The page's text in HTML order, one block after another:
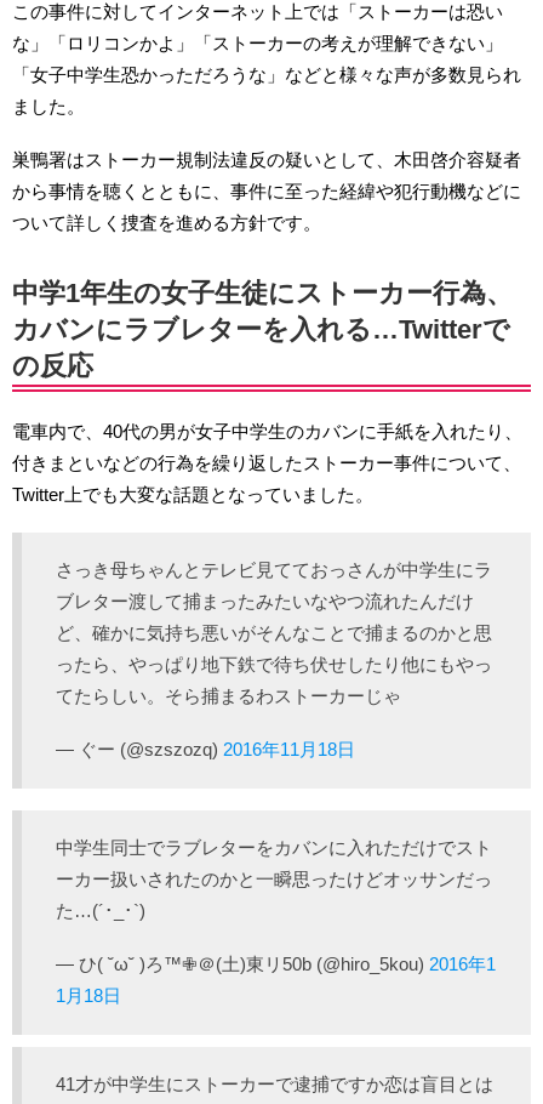
この事件に対してインターネット上では「ストーカーは恐い
な」「ロリコンかよ」「ストーカーの考えが理解できない」
「女子中学生恐かっただろうな」などと様々な声が多数見られ
ました。
巣鴨署はストーカー規制法違反の疑いとして、木田啓介容疑者
から事情を聴くとともに、事件に至った経緯や犯行動機などに
ついて詳しく捜査を進める方針です。
中学1年生の女子生徒にストーカー行為、
カバンにラブレターを入れる…Twitterで
の反応
電車内で、40代の男が女子中学生のカバンに手紙を入れたり、
付きまといなどの行為を繰り返したストーカー事件について、
Twitter上でも大変な話題となっていました。
さっき母ちゃんとテレビ見てておっさんが中学生にラ
ブレター渡して捕まったみたいなやつ流れたんだけ
ど、確かに気持ち悪いがそんなことで捕まるのかと思
ったら、やっぱり地下鉄で待ち伏せしたり他にもやっ
てたらしい。そら捕まるわストーカーじゃ
— ぐー (@szszozq) 2016年11月18日
中学生同士でラブレターをカバンに入れただけでスト
ーカー扱いされたのかと一瞬思ったけどオッサンだっ
た…(´･_･`)
— ひ( ˘ω˘ )ろ™✙＠(土)東リ50b (@hiro_5kou) 2016年1
1月18日
41才が中学生にストーカーで逮捕ですか恋は盲目とは